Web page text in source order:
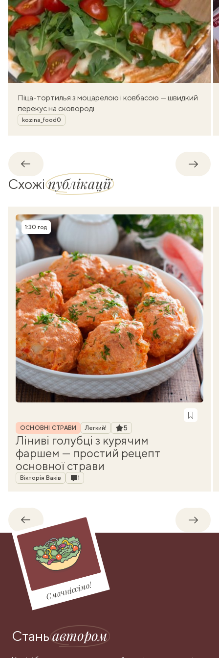
Піца-тортилья з моцарелою і ковбасою — швидкий
перекус на сковороді
Автор
kozina_food0
Назад
Схожіпублікації
Час приготування
1:30 год
Рубрика
ОСНОВНІ СТРАВИ Легкий! Рейтинг
5
Ліниві голубці з курячим
фаршем — простий рецепт
основної страви
Автор
Вікторія Ваків Коментарі
1
Назад
Смачніссімо!
Станьавтором